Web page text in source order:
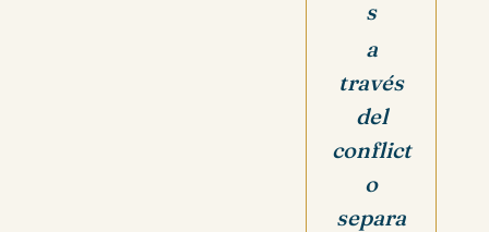
s
a
través
del
conflict
o
separa